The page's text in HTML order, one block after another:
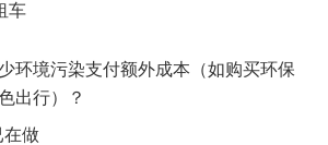
车
环境污染支付额外成本（如购买环保
出行）？
在做